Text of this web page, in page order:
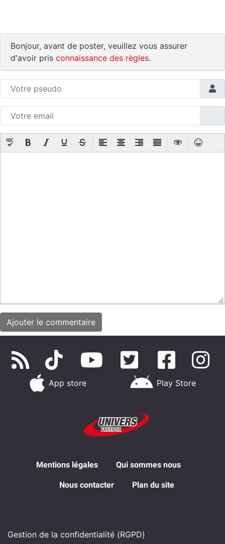
Bonjour, avant de poster, veuillez vous assurer
d'avoir pris connaissance des règles.
App store Play Store
Mentions légales Qui sommes nous
Nous contacter Plan du site
Gestion de la confidentialité (RGPD)